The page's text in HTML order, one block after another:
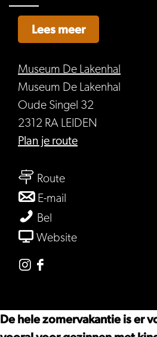
Museum De Lakenhal
Museum De Lakenhal
Oude Singel 32
2312 RA LEIDEN
Plan je routenaar
Routenaar
Zomervakantie
Museum
E-mail
bij
Bel
bij
Websitevan
De
Lakenhal
Instagram
De
Lakenhal
Facebook
De
Lakenhal
Lees meer
De hele zomervakantie is er